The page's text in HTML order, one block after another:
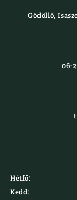
Gödöllő,
06-
Hétfő:
Kedd: